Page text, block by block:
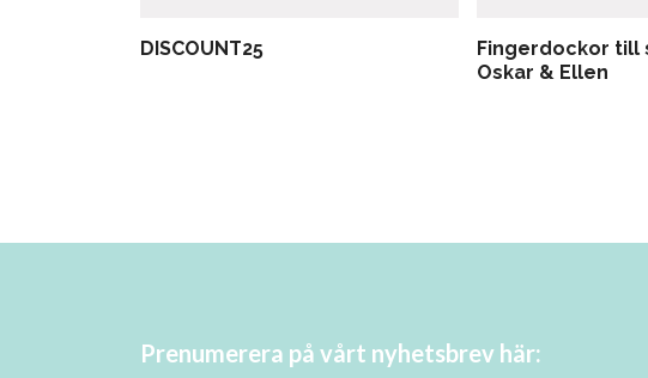
DISCOUNT25
Fingerdockor till
Oskar & Ellen
Prenumerera på vårt nyhetsbrev här: